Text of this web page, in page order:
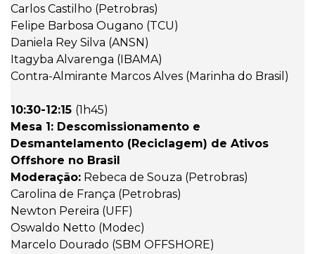
Carlos Castilho (Petrobras)
Felipe Barbosa Ougano (TCU)
Daniela Rey Silva (ANSN)
Itagyba Alvarenga (IBAMA)
Contra-Almirante Marcos Alves (Marinha do Brasil)
10:30-12:15 (1h45)
Mesa 1: Descomissionamento e
Desmantelamento (Reciclagem) de Ativos
Offshore no Brasil
Moderação: Rebeca de Souza (Petrobras)
Carolina de França (Petrobras)
Newton Pereira (UFF)
Oswaldo Netto (Modec)
Marcelo Dourado (SBM OFFSHORE)